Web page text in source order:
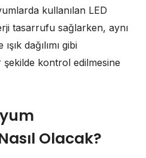
kullanılan LED
tasarrufu sağlarken, aynı
dağılımı gibi
kontrol edilmesine
Olacak?